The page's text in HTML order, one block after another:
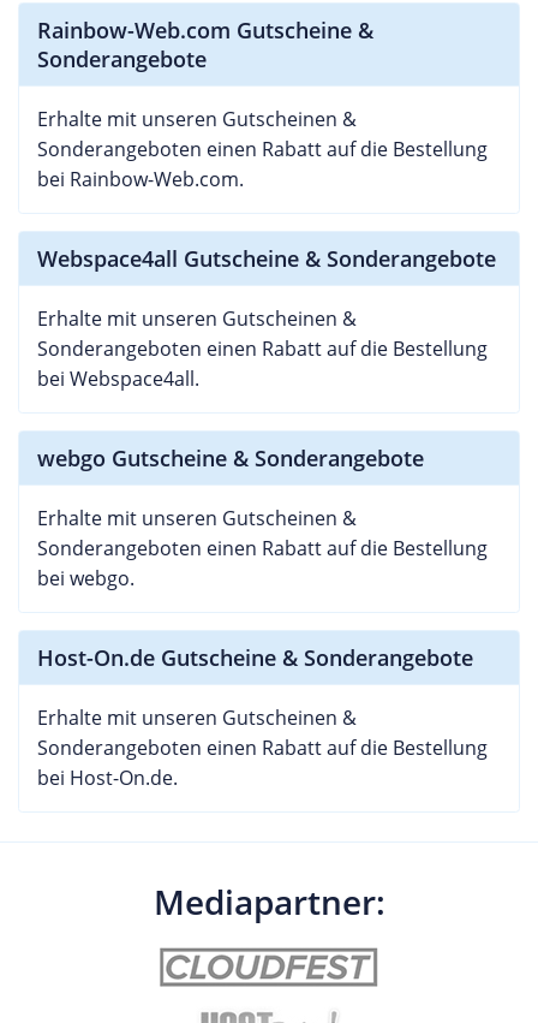
Rainbow-Web.com Gutscheine &
Sonderangebote
Erhalte mit unseren Gutscheinen &
Sonderangeboten einen Rabatt auf die Bestellung
bei Rainbow-Web.com.
Webspace4all Gutscheine & Sonderangebote
Erhalte mit unseren Gutscheinen &
Sonderangeboten einen Rabatt auf die Bestellung
bei Webspace4all.
webgo Gutscheine & Sonderangebote
Erhalte mit unseren Gutscheinen &
Sonderangeboten einen Rabatt auf die Bestellung
bei webgo.
Host-On.de Gutscheine & Sonderangebote
Erhalte mit unseren Gutscheinen &
Sonderangeboten einen Rabatt auf die Bestellung
bei Host-On.de.
Mediapartner: